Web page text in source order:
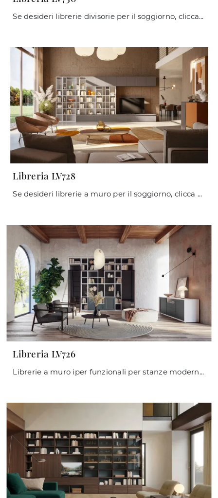
Se desideri librerie divisorie per il soggiorno, clicca e scopri le nostre soluzioni moderne: il modello Libreria LV730 Giessegi ti sta aspettando!
Libreria LV728
Se desideri librerie a muro per il soggiorno, clicca e scopri le nostre soluzioni moderne: il modello Libreria LV728 Giessegi ti sta aspettando!
Libreria LV726
Librerie a muro iper funzionali per stanze moderne: scopri di più sul modello Libreria LV726 dell'azienda Giessegi!